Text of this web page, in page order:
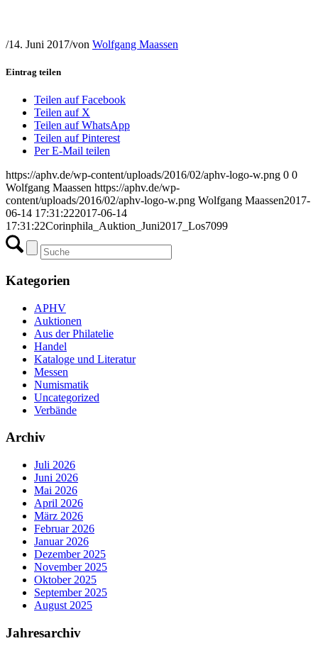
/14. Juni 2017/von Wolfgang Maassen
Eintrag teilen
Teilen auf Facebook
Teilen auf X
Teilen auf WhatsApp
Teilen auf Pinterest
Per E-Mail teilen
https://aphv.de/wp-content/uploads/2016/02/aphv-logo-w.png 0 0
Wolfgang Maassen https://aphv.de/wp-
content/uploads/2016/02/aphv-logo-w.png Wolfgang Maassen2017-
06-14 17:31:222017-06-14
17:31:22Corinphila_Auktion_Juni2017_Los7099
Kategorien
APHV
Auktionen
Aus der Philatelie
Handel
Kataloge und Literatur
Messen
Numismatik
Uncategorized
Verbände
Archiv
Juli 2026
Juni 2026
Mai 2026
April 2026
März 2026
Februar 2026
Januar 2026
Dezember 2025
November 2025
Oktober 2025
September 2025
August 2025
Jahresarchiv